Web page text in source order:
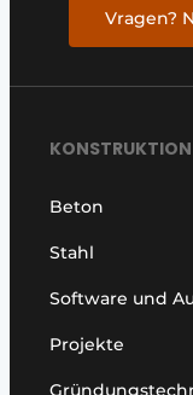
Vragen?
Beton
Stahl
Software und
Projekte